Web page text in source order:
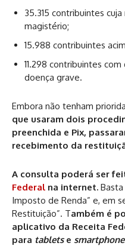
35.315 contribuintes
magistério;
15.988 contribuintes
11.298 contribuintes
doença grave.
Embora não tenham
que usaram dois
preenchida e Pix,
recebimento da
A consulta poderá ser
Federal na internet.
Imposto de Renda” e, em
Restituição”. Também é
aplicativo da Receita
para tabletse